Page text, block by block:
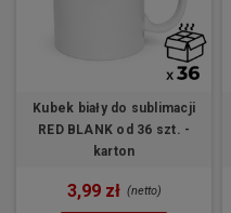
Kubek biały do sublimacji
RED BLANK od 36 szt. -
karton
3,99 zł (netto)